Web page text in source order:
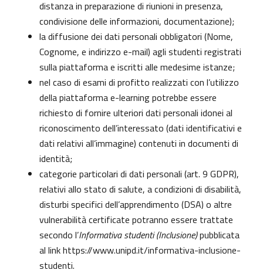
distanza in preparazione di riunioni in presenza,
condivisione delle informazioni, documentazione);
la diffusione dei dati personali obbligatori (Nome,
Cognome, e indirizzo e-mail) agli studenti registrati
sulla piattaforma e iscritti alle medesime istanze;
nel caso di esami di profitto realizzati con l’utilizzo
della piattaforma e-learning potrebbe essere
richiesto di fornire ulteriori dati personali idonei al
riconoscimento dell’interessato (dati identificativi e
dati relativi all’immagine) contenuti in documenti di
identità;
categorie particolari di dati personali (art. 9 GDPR),
relativi allo stato di salute, a condizioni di disabilità,
disturbi specifici dell’apprendimento (DSA) o altre
vulnerabilità certificate potranno essere trattate
secondo l’Informativa studenti (Inclusione)pubblicata
al linkhttps://www.unipd.it/informativa-inclusione-
studenti.